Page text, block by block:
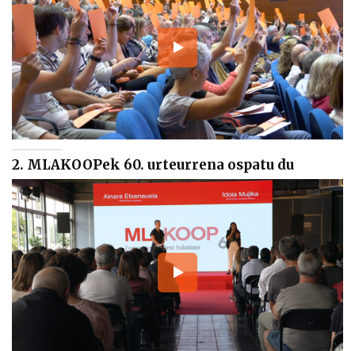
2. MLAKOOPek 60. urteurrena ospatu du